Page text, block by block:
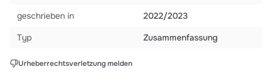
geschrieben in
2022/2023
Typ
Zusammenfassung
Urheberrechtsverletzung melden